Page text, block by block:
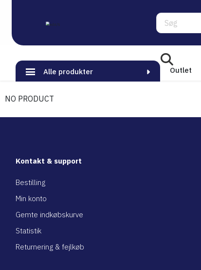
Søg
Alle produkter Outlet
NO PRODUCT
Kontakt & support
Bestilling
Min konto
Gemte indkøbskurve
Statistik
Returnering & fejlkøb